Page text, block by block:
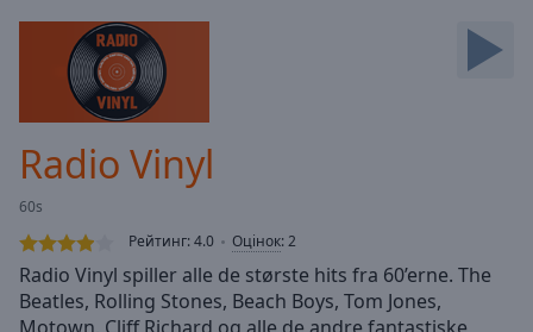
Loaded
0.00%
Stream
TypeLIVE
Seek to
Radio Vinyl
60s
Рейтинг:4.0 Оцінок:2
Radio Vinyl spiller alle de største hits fra 60’erne. The
Beatles, Rolling Stones, Beach Boys, Tom Jones,